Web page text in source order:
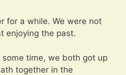
for a while. We were not
enjoying the past.
time, we both got up
together in the